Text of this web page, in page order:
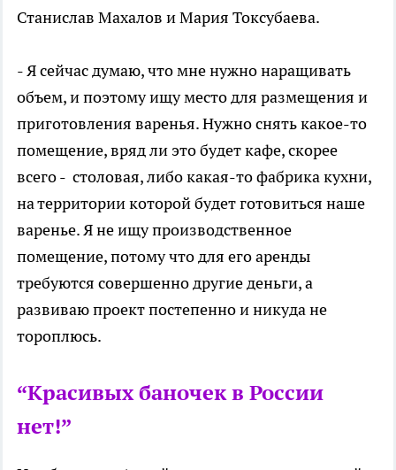
Станислав Махалов и Мария Токсубаева.
- Я сейчас думаю, что мне нужно наращивать
объем, и поэтому ищу место для размещения и
приготовления варенья. Нужно снять какое-то
помещение, вряд ли это будет кафе, скорее
всего - столовая, либо какая-то фабрика кухни,
на территории которой будет готовиться наше
варенье. Я не ищу производственное
помещение, потому что для его аренды
требуются совершенно другие деньги, а
развиваю проект постепенно и никуда не
тороплюсь.
“Красивых баночек в России
нет!”